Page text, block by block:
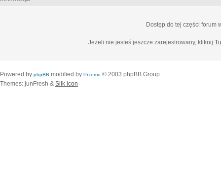
Dostęp do tej części forum
Jeżeli nie jesteś jeszcze zarejestrowany, kliknij
Powered by phpBB modified by Przemo © 2003 phpBB Group
Themes: junFresh & Silk icon